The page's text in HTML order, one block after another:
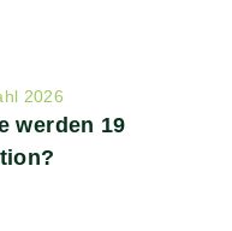
2026
werden 19